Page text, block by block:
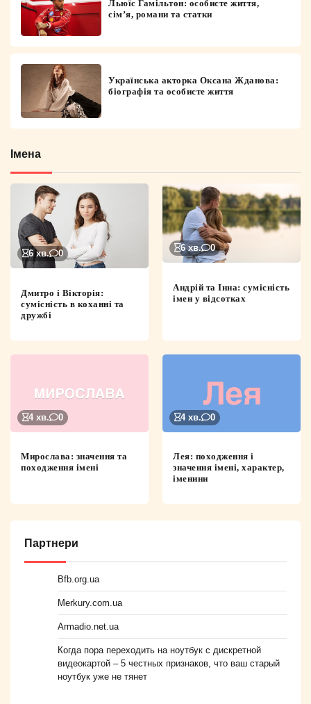
Льюїс Гамільтон: особисте життя,
сім’я, романи та статки
Українська акторка Оксана Жданова:
біографія та особисте життя
Імена
6 хв. 0
Дмитро і Вікторія:
сумісність в коханні та
дружбі
6 хв. 0
Андрій та Інна: сумісність
імен у відсотках
4 хв. 0
Мирослава: значення та
походження імені
4 хв. 0
Лея: походження і
значення імені, характер,
іменини
Партнери
Bfb.org.ua
Merkury.com.ua
Armadio.net.ua
Когда пора переходить на ноутбук с дискретной
видеокартой – 5 честных признаков, что ваш старый
ноутбук уже не тянет